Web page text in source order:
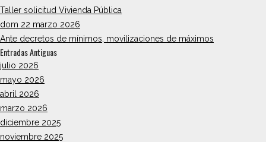
Taller solicitud Vivienda Pública
dom 22 marzo 2026
Ante decretos de mínimos, movilizaciones de máximos
Entradas Antiguas
julio 2026
mayo 2026
abril 2026
marzo 2026
diciembre 2025
noviembre 2025